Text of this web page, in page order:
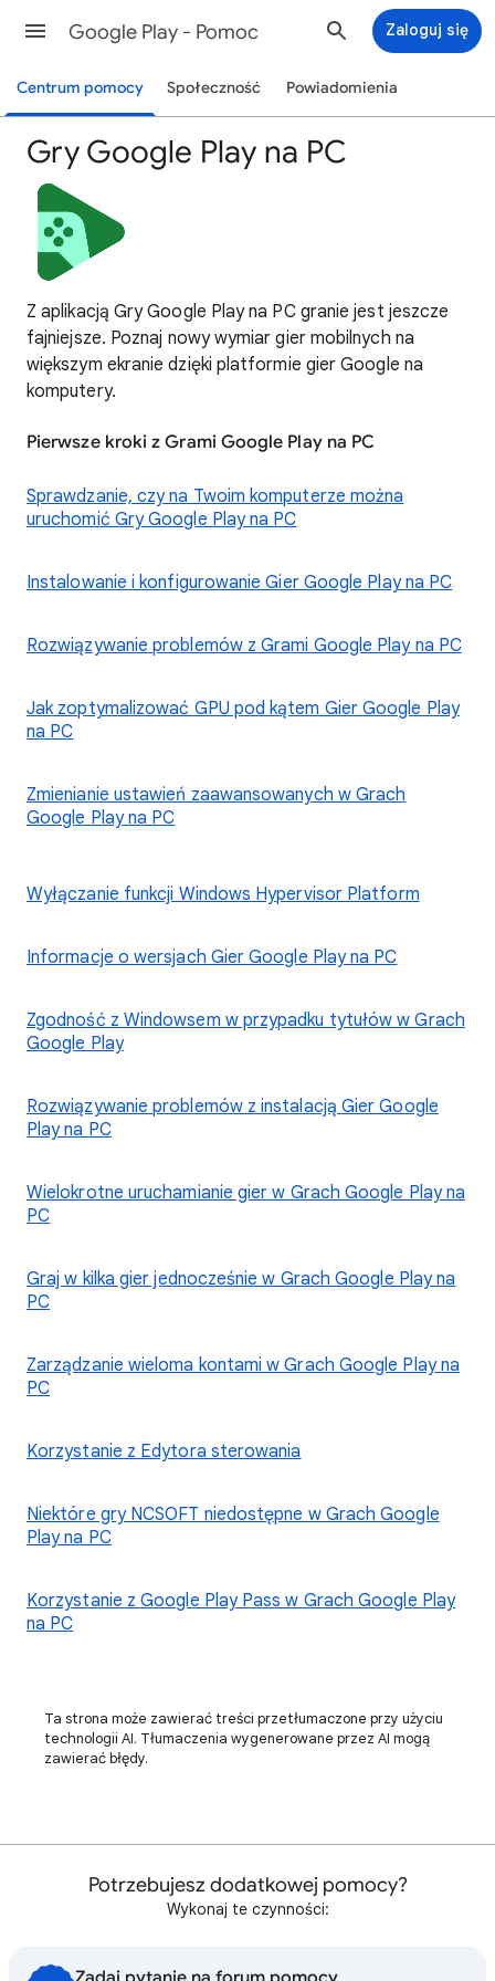
Google Play - Pomoc Zaloguj się
Centrum pomocy Społeczność Powiadomienia
Gry Google Play na PC
Z aplikacją Gry Google Play na PC granie jest jeszcze
fajniejsze. Poznaj nowy wymiar gier mobilnych na
większym ekranie dzięki platformie gier Google na
komputery.
Pierwsze kroki z Grami Google Play na PC
Sprawdzanie, czy na Twoim komputerze można
uruchomić Gry Google Play na PC
Instalowanie i konfigurowanie Gier Google Play na PC
Rozwiązywanie problemów z Grami Google Play na PC
Jak zoptymalizować GPU pod kątem Gier Google Play
na PC
Zmienianie ustawień zaawansowanych w Grach
Google Play na PC
Wyłączanie funkcji Windows Hypervisor Platform
Informacje o wersjach Gier Google Play na PC
Zgodność z Windowsem w przypadku tytułów w Grach
Google Play
Rozwiązywanie problemów z instalacją Gier Google
Play na PC
Wielokrotne uruchamianie gier w Grach Google Play na
PC
Graj w kilka gier jednocześnie w Grach Google Play na
PC
Zarządzanie wieloma kontami w Grach Google Play na
PC
Korzystanie z Edytora sterowania
Niektóre gry NCSOFT niedostępne w Grach Google
Play na PC
Korzystanie z Google Play Pass w Grach Google Play
na PC
Ta strona może zawierać treści przetłumaczone przy użyciu
technologii AI. Tłumaczenia wygenerowane przez AI mogą
zawierać błędy.
Potrzebujesz dodatkowej pomocy?
Wykonaj te czynności: